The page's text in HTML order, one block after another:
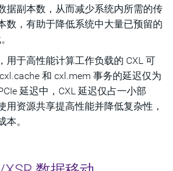
据副本数，从而减少系统内所需的传
数，有助于降低系统中大量已预留的
用于高性能计算工作负载的 CXL 可
和 cxl.mem 事务的延迟仅为
延迟中，CXL 延迟仅占一小部
用资源共享提高性能并降低复杂性，
。